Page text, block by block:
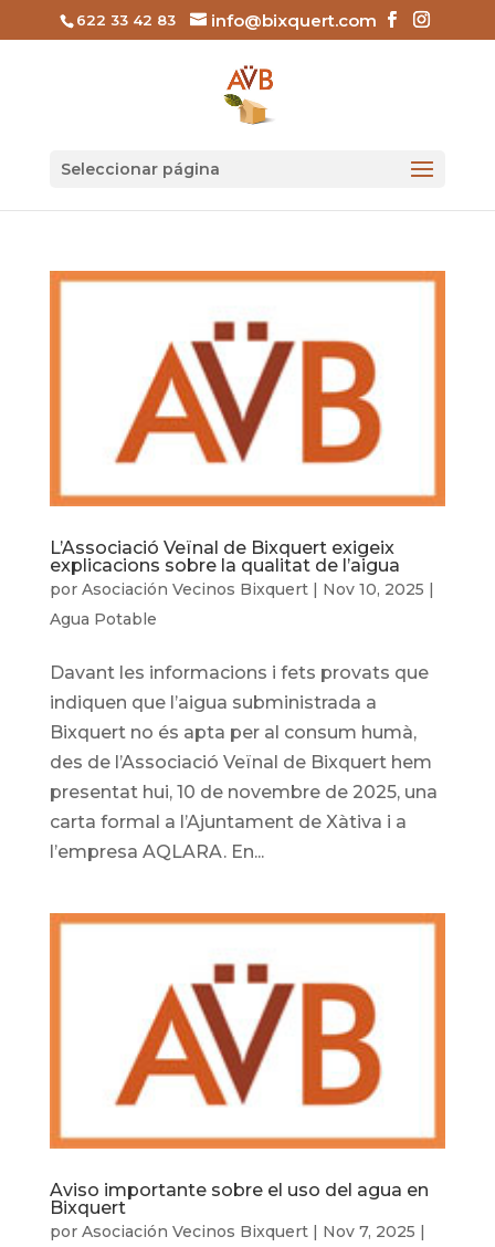
622 33 42 83 info@bixquert.com
Seleccionar página
L’Associació Veïnal de Bixquert exigeix
explicacions sobre la qualitat de l’aigua
por Asociación Vecinos Bixquert| Nov 10, 2025 |
Agua Potable
Davant les informacions i fets provats que
indiquen que l’aigua subministrada a
Bixquert no és apta per al consum humà,
des de l’Associació Veïnal de Bixquert hem
presentat hui, 10 de novembre de 2025, una
carta formal a l’Ajuntament de Xàtiva i a
l’empresa AQLARA. En...
Aviso importante sobre el uso del agua en
Bixquert
por Asociación Vecinos Bixquert| Nov 7, 2025 |